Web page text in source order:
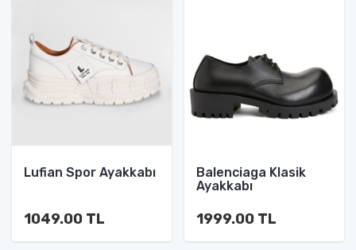
Lufian Spor Ayakkabı
1049.00 TL
Balenciaga Klasik
Ayakkabı
1999.00 TL